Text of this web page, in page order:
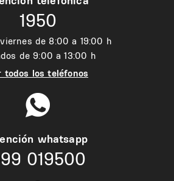
1950
de 8:00 a 19:00 h
de 9:00 a 13:00 h
todos los teléfonos
whatsapp
019500